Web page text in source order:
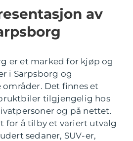
av
er et marked for kjøp og
i Sarpsborg og
Det finnes et
tilgjengelig hos
og på nettet.
for å tilby et variert utvalg
sedaner, SUV-er,